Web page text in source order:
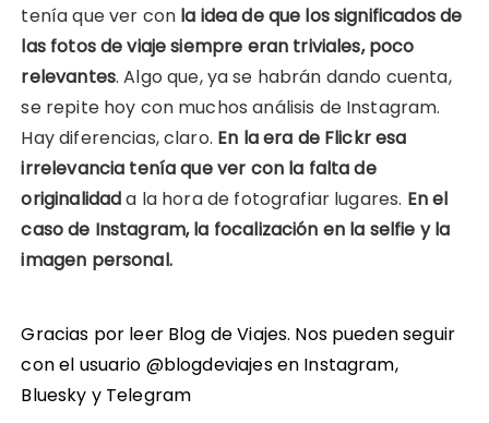
tenía que ver con la idea de que los significados de
las fotos de viaje siempre eran triviales, poco
relevantes. Algo que, ya se habrán dando cuenta,
se repite hoy con muchos análisis de Instagram.
Hay diferencias, claro. En la era de Flickr esa
irrelevancia tenía que ver con la falta de
originalidada la hora de fotografiar lugares. En el
caso de Instagram, la focalización en la selfie y la
imagen personal.
Gracias por leer Blog de Viajes. Nos pueden seguir
con el usuario @blogdeviajes en Instagram,
Bluesky y Telegram